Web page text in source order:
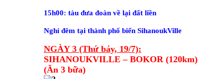
15h00: tàu đưa đoàn về lại đất liền
Nghỉ đêm tại thành phố biển SihanoukVille
NGÀY 3 (Thứ bảy, 19/7):
SIHANOUKVILLE – BOKOR (120km)
(Ăn 3 bữa)